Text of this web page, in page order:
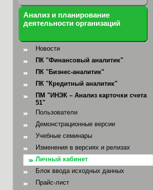
Анализ и планирование
деятельности организаций
Новости
ПК "Финансовый аналитик"
ПК "Бизнес-аналитик"
ПК "Кредитный аналитик"
ПМ "ИНЭК – Анализ карточки счета
51"
Пользователи
Демонстрационные версии
Учебные семинары
Изменения в версиях и релизах
Личный кабинет
Блок ввода исходных данных
Прайс-лист